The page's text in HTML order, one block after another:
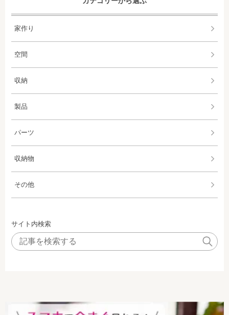
家作り
空間
収納
製品
パーツ
収納物
その他
サイト内検索